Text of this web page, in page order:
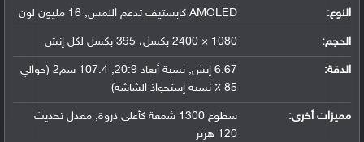
النوع: AMOLED كابستيف تدعم اللمس, 16 مليون لون
الحجم: 1080 × 2400 بكسل، 395 بكسل لكل إنش
الدقة:
6.67 إنش, نسبة أبعاد 20:9, 107.4 سم2 (حوالي
85 ٪ نسبة إستحواذ الشاشة)
مميزات أخرى:
سطوع 1300 شمعة كأعلى ذروة, معدل تحديث
120 هرتز